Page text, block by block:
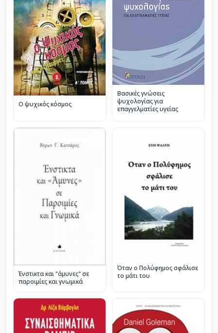
Ο ψυχικός κόσμος
Βασικές γνώσεις
ψυχολογίας για
επαγγελματίες υγείας
Ένστικτα και "άμυνες" σε
παροιμίες και γνωμικά
Όταν ο Πολύφημος σφάλισε
το μάτι του